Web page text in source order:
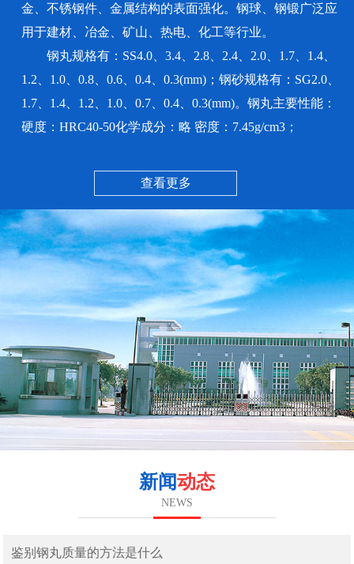
金、不锈钢件、金属结构的表面强化。钢球、钢锻广泛应
用于建材、冶金、矿山、热电、化工等行业。
钢丸规格有：SS4.0、3.4、2.8、2.4、2.0、1.7、1.4、
1.2、1.0、0.8、0.6、0.4、0.3(mm)；钢砂规格有：SG2.0、
1.7、1.4、1.2、1.0、0.7、0.4、0.3(mm)。钢丸主要性能：
硬度：HRC40-50化学成分：略 密度：7.45g/cm3；
查看更多
新闻动态
NEWS
鉴别钢丸质量的方法是什么